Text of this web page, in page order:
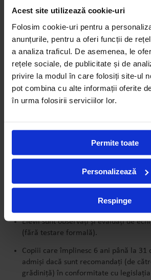
Acest site utilizează cookie-uri
Folosim cookie-uri pentru a
anunțurile, pentru a oferi funcții de
a analiza traficul. De asemenea, le
rețele sociale, de publicitate și de
privire la modul în care folosiți site-ul
pot combina cu alte informații oferite
în urma folosirii serviciilor lor.
Permite toate
Personalizează
Respinge
College,
în orice moment al anului
În cazul în care numărul candidaților
din clasele noastre, acordăm prioritate
devreme și au parcurs deja primele etape
admitere (plata taxei de aplicare și
testelor de admitere).
Grădiniță
Admiterea la clasa Pregătitoare:
Elevii sunt observați și evaluați de
(fără testare formală).
Copiii care împlinesc 6 ani până la 31
admiși dacă sunt recomandați (de
grădiniță) în conformitate cu legislația